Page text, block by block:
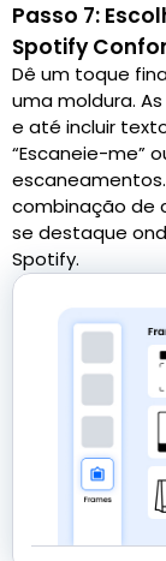
Passo 7:
Spotify
Dê um toque
uma moldura.
e até incluir
“Escaneie-me”
combinação de
se destaque
Spotify.